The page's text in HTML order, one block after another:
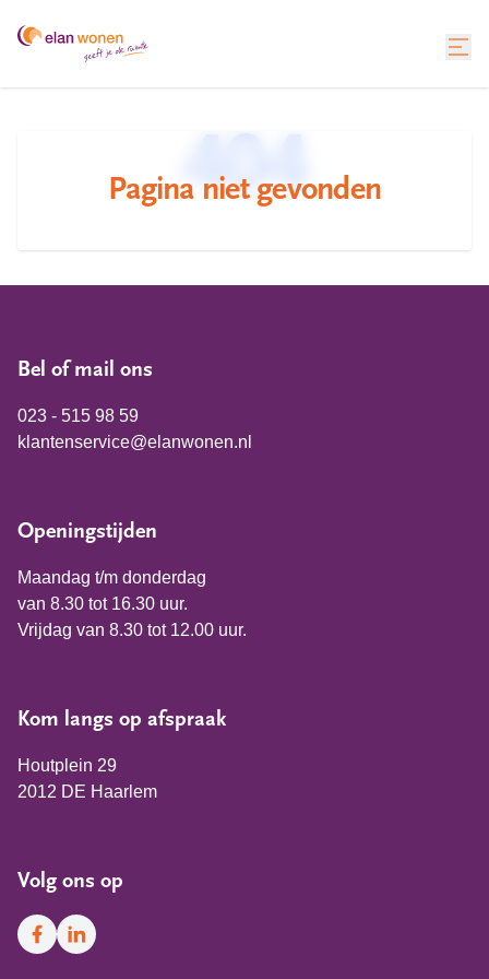
404
Pagina niet gevonden
Bel of mail ons
023 - 515 98 59
klantenservice@elanwonen.nl
Openingstijden
Maandag t/m donderdag
van 8.30 tot 16.30 uur.
Vrijdag van 8.30 tot 12.00 uur.
Kom langs op afspraak
Houtplein 29
2012 DE Haarlem
Volg ons op
Facebook
LinkedIn